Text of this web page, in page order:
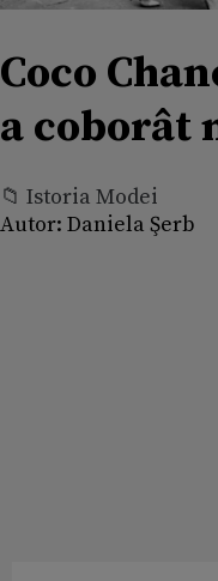
Coco
a coborât
📁 Istoria Modei
Autor: Daniela Şerb